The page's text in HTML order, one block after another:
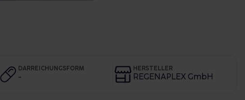
DARREICHUNGSFORM
-
HERSTELLER
REGENAPLEX GmbH